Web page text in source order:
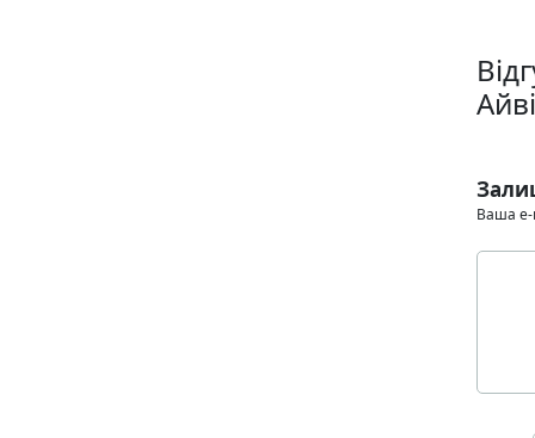
Айві
Ваша e-